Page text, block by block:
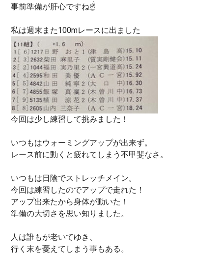
事前準備が肝心ですね☝️
私は週末また100mレースに出ました
今回は少し練習して挑みました！
いつもはウォーミングアップが出来ず。
レース前に動くと疲れてしまう不甲斐なさ。
いつもは日陰でストレッチメイン。
今回は練習したのでアップで走れた！
アップ出来たから身体が動いた！
準備の大切さを思い知りました。
人は誰もが老いてゆき、
行く末を憂えてしまう事もある。